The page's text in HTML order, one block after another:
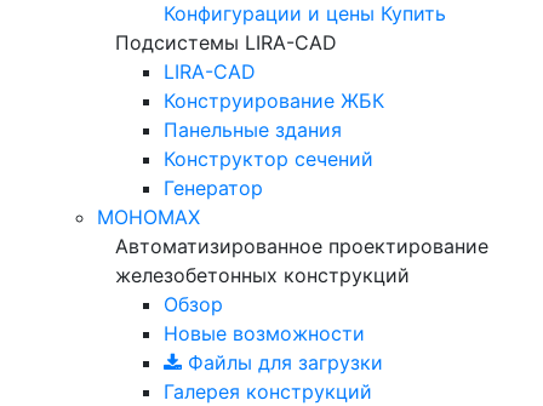
Конфигурации и цены Купить
Подсистемы LIRA-CAD
LIRA-CAD
Конструирование ЖБК
Панельные здания
Конструктор сечений
Генератор
МОНОМАХ
Автоматизированное проектирование
железобетонных конструкций
Обзор
Новые возможности
Файлы для загрузки
Галерея конструкций